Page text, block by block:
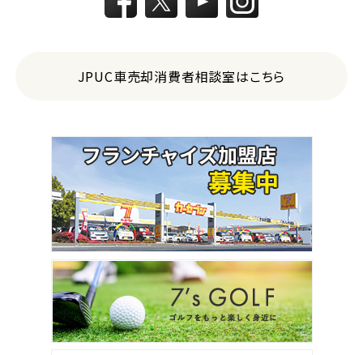
JPUC車売却消費者相談室はこちら